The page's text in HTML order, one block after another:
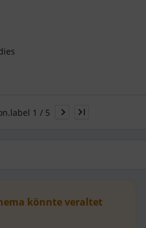
1 / 5
könnte veraltet